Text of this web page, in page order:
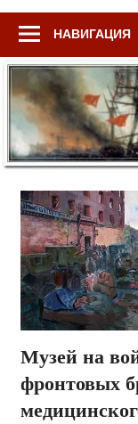
НАВИГАЦИЯ
Музей на
фронтовых